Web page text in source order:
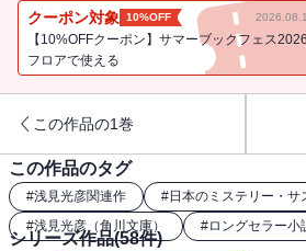
の正体は？名探偵・浅見光彦が二千年の
テリー叙事詩。
クーポン対象 10%OFF
【10%OFFクーポン】サマーブックフェス
フロアで使える
この作品の1巻
この作品のタグ
#浅見光彦関連作 #日本のミステリー・サ
#浅見光彦（角川文庫） #ロングセラー小
シリーズ作品(58件)